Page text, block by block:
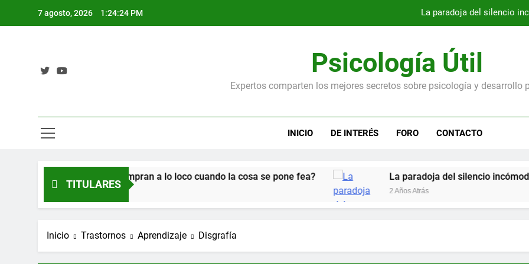
7 agosto, 2026 1:24:25 PM La paradoja del silencio
La fobia social en escenarios
¡Un apagón y el papel higiénico! ¿Por qué todos
La paradoja del silencio
Psicología Útil
Expertos comparten los mejores secretos sobre psicología y desarrollo
INICIO DE INTERÉS FORO CONTACTO
TITULARES
qué todos compran a lo loco cuando la cosa se pone fea? La paradoja del silencio incómodo: ¿Es tan
2 Años Atrás
Inicio Trastornos Aprendizaje Disgrafía